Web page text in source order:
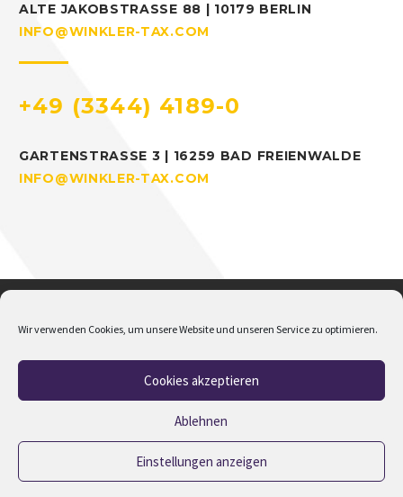
Wir verwenden Cookies, um unsere Website und unseren Service zu optimieren.
Cookies akzeptieren
Ablehnen
Einstellungen anzeigen
ALTE JAKOBSTRASSE 88 | 10179 BERLIN
INFO@WINKLER-TAX.COM
+49 (3344) 4189-0
GARTENSTRASSE 3 | 16259 BAD FREIENWALDE
INFO@WINKLER-TAX.COM
Datenschutz
2023 © Copyrights M.Winkler